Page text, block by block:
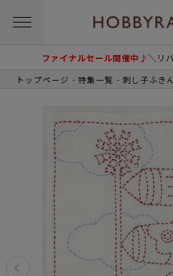
ファイナルセール開催中♪＼リ
トップページ 特集一覧 刺し子ふき